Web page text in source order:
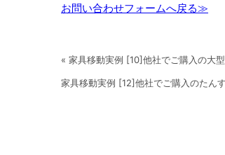
お問い合わせフォームへ戻る≫
« 家具移動実例 [10]他社でご購入の大
家具移動実例 [12]他社でご購入のたん